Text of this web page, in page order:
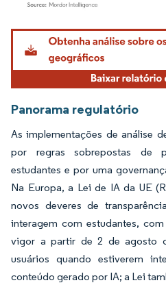
Imagem © Mordor Intelligence. O reuso
Panorama regulatório
As implementações de análise
por regras sobrepostas de
estudantes e por uma
Na Europa, a Lei de IA da UE
novos deveres de
interagem com estudantes,
vigor a partir de 2 de agosto
usuários quando estiverem
conteúdo gerado por IA; a Lei